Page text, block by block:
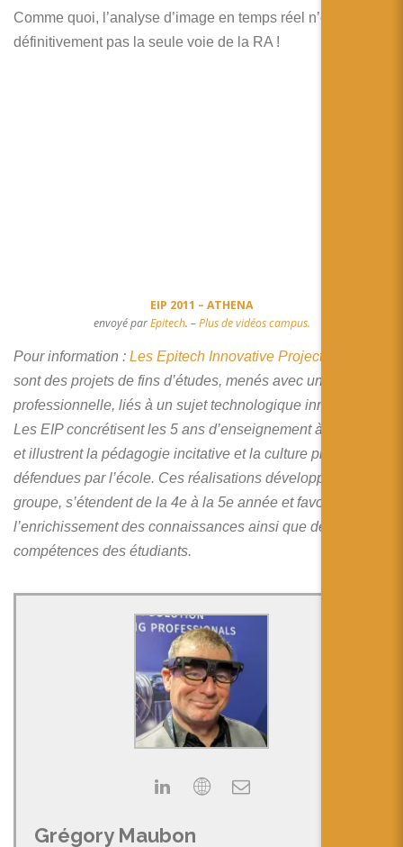
Comme quoi, l’analyse d’image en temps réel n’est
définitivement pas la seule voie de la RA !
EIP 2011 – ATHENA
envoyé parEpitech. –Plus de vidéos campus.
Pour information : Les Epitech Innovative Projects
sont des projets de fins d’études, menés avec une rigueur
professionnelle, liés à un sujet technologique innovant.
Les EIP concrétisent les 5 ans d’enseignement à Epitech
et illustrent la pédagogie incitative et la culture projet
défendues par l’école. Ces réalisations développées en
groupe, s’étendent de la 4e à la 5e année et favorisent
l’enrichissement des connaissances ainsi que des
compétences des étudiants.
Grégory Maubon